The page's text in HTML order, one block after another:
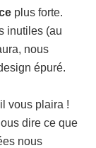
plus forte.
inutiles (au
nous
épuré.
vous plaira !
dire ce que
nous